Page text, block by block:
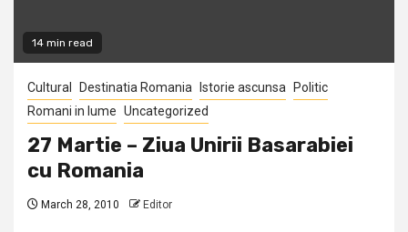
14 min read
Cultural Destinatia Romania Istorie ascunsa
Politic
Romani in lume Uncategorized
27 Martie – Ziua Unirii Basarabiei
cu Romania
March 28, 2010 Editor